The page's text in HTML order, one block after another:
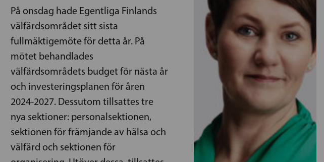
På onsdag hade Egentliga Finlands
välfärdsområdet sitt sista
fullmäktigemöte för detta år. På
mötet behandlades
välfärdsområdets budget för nästa år
och investeringsplanen för åren
2024-2027. Dessutom tillsattes tre
nya sektioner: personalsektionen,
sektionen för främjande av hälsa och
välfärd och sektionen för